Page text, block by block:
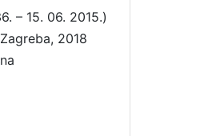
– 15. 06. 2015.)
2018